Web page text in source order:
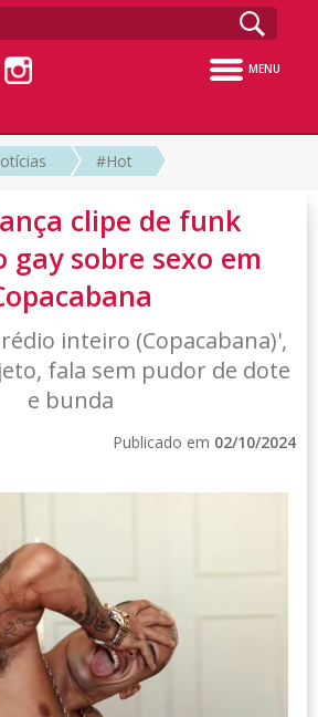
MENU
#Hot
clipe de funk
gay sobre sexo em
inteiro (Copacabana)',
fala sem pudor de dote
e bunda
Publicado em 02/10/2024